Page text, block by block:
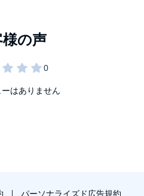
ーはありません
パーソナライズド広告規約